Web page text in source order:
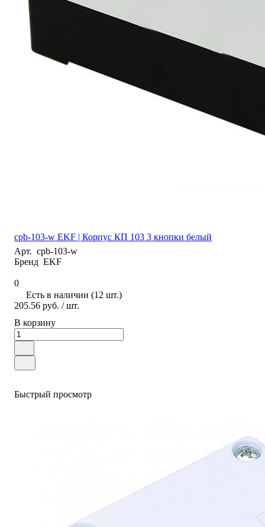
cpb-103-w EKF | Корпус КП 103 3 кнопки белый
Арт. cpb-103-w
Бренд EKF
0
Есть в наличии (12 шт.)
205.56 руб. / шт.
В корзину
Быстрый просмотр